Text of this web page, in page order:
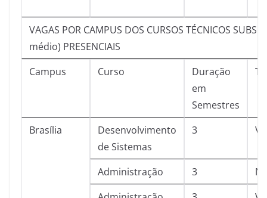
VAGAS POR CAMPUS DOS CURSOS TÉCNICOS
médio) PRESENCIAIS
Campus
Curso
Duração
em
Semestres
Brasília
Desenvolvimento
de Sistemas
3
Administração 3